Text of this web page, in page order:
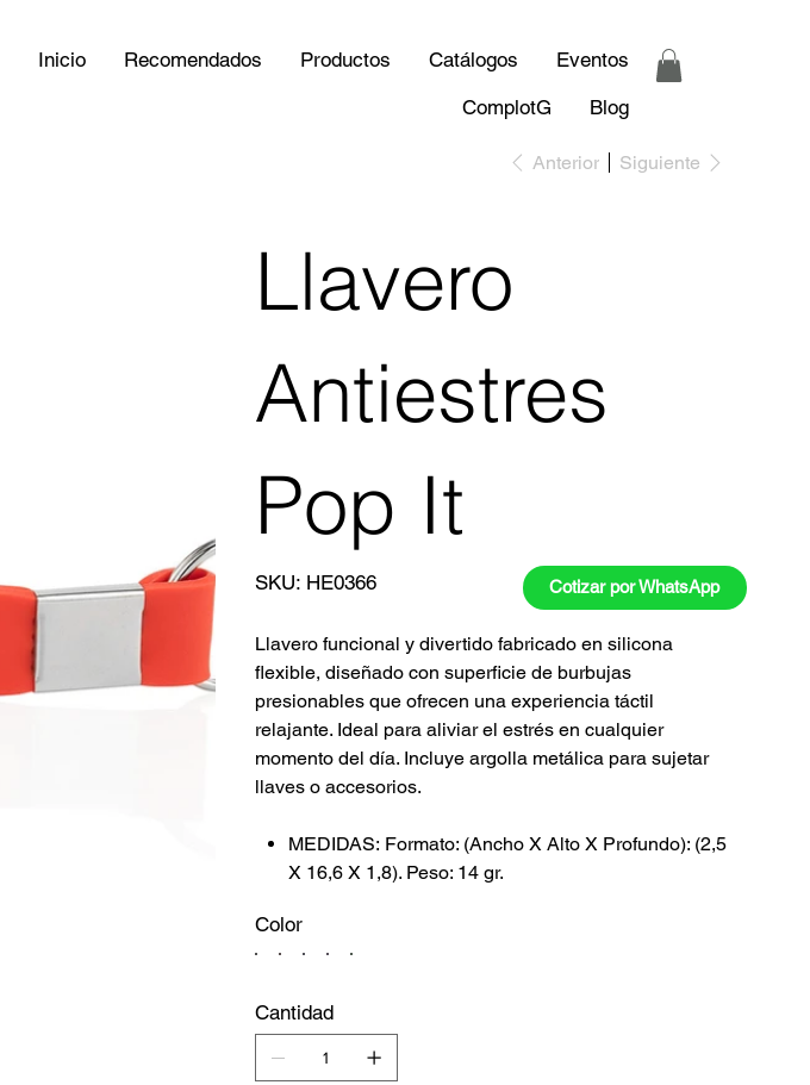
Inicio Recomendados Productos Catálogos
Eventos
ComplotG
Blog
Anterior Siguiente
Llavero
Antiestres
Pop It
SKU: SKU
HE0366
HE0366
Llavero funcional y divertido fabricado en silicona
flexible, diseñado con superficie de burbujas
presionables que ofrecen una experiencia táctil
relajante. Ideal para aliviar el estrés en cualquier
momento del día. Incluye argolla metálica para sujetar
llaves o accesorios.
MEDIDAS: Formato: (Ancho X Alto X Profundo): (2,5
X 16,6 X 1,8). Peso: 14 gr.
Color
Cantidad
Cotizar por WhatsApp